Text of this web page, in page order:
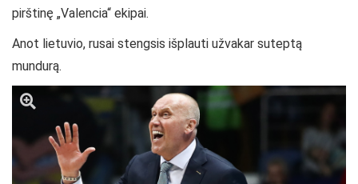
pirštinę „Valencia“ ekipai.
Anot lietuvio, rusai stengsis išplauti užvakar suteptą
mundurą.